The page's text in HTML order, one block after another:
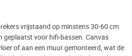
vrijstaand op minstens 30-60 cm
geplaatst voor hifi-bassen. Canvas
of aan een muur gemonteerd, wat de